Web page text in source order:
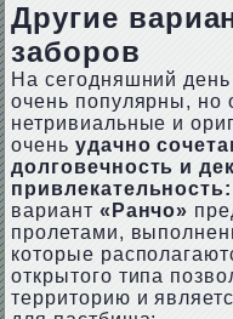
Другие
заборов
На сегодняшний
очень популярны, но
нетривиальные и
очень удачно
долговечность и
привлекательность:
вариант «Ранчо»
пролетами,
которые
открытого типа
территорию и